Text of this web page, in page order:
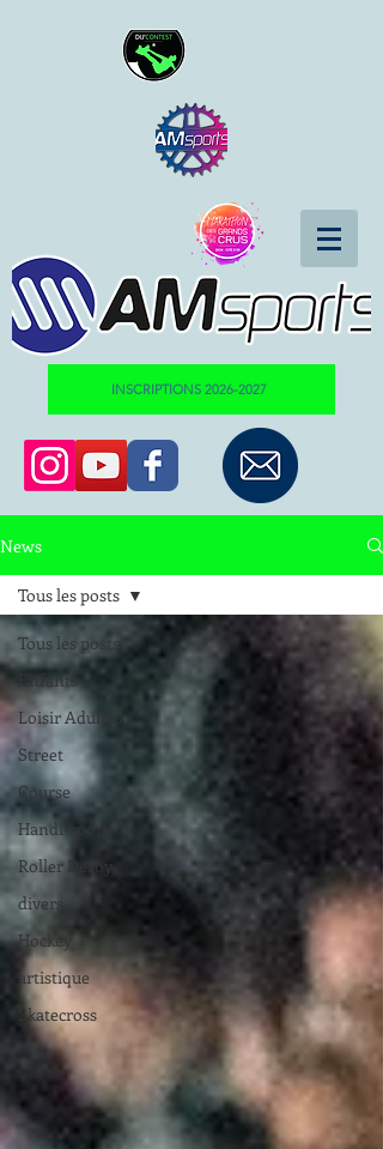
INSCRIPTIONS 2026-2027
News
Tous les posts
Enfants
Loisir Adultes
Street
Course
Handi-sport
Roller Derby
divers
Hockey
artistique
Skatecross
Tous les posts